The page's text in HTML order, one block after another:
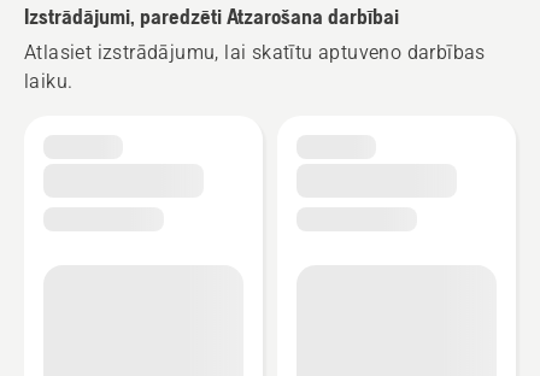
Izstrādājumi, paredzēti Atzarošana darbībai
Atlasiet izstrādājumu, lai skatītu aptuveno darbības
laiku.